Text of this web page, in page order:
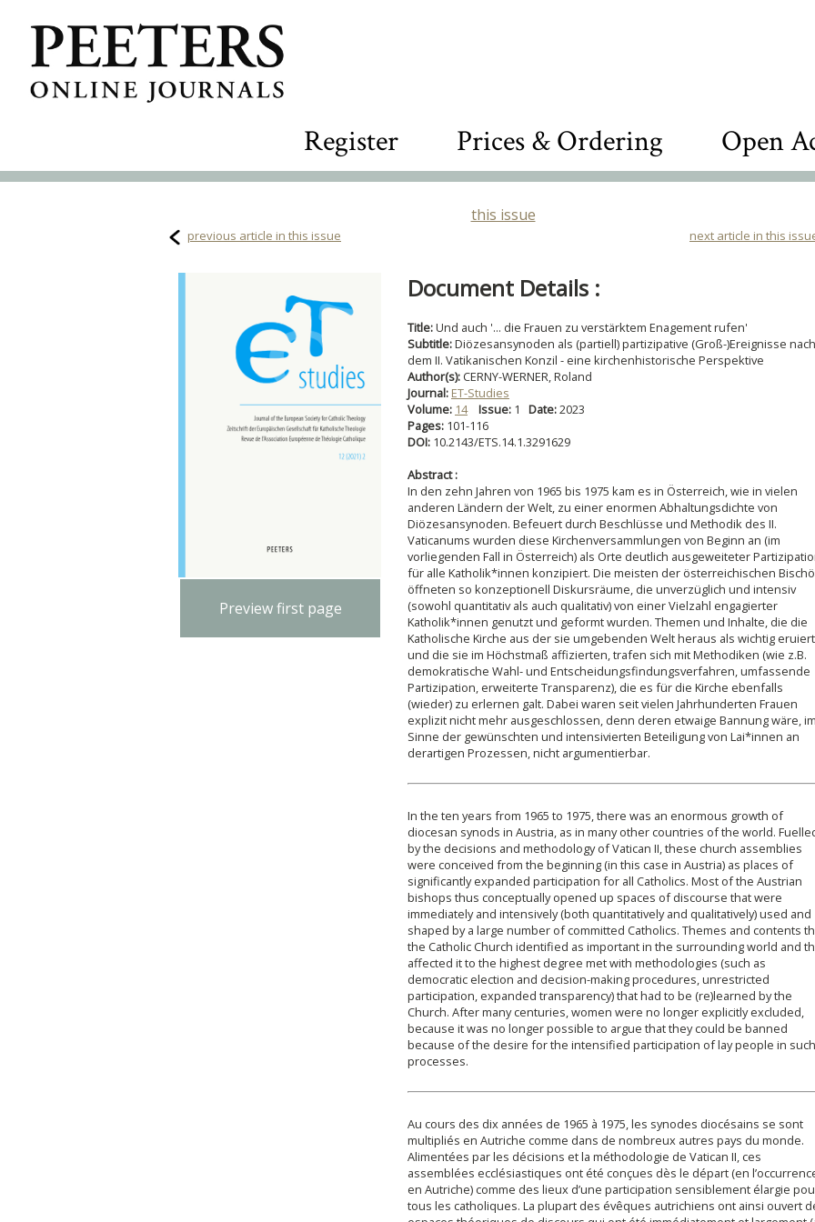
Register Prices & Ordering Open
this issue
previous article in this issue next article in this
Preview first page
Document Details :
Title:Und auch '... die Frauen zu verstärktem Enagement rufen'
Subtitle:Diözesansynoden als (partiell) partizipative (Groß-)Ereignisse nach
dem II. Vatikanischen Konzil - eine kirchenhistorische Perspektive
Author(s): CERNY-WERNER, Roland
Journal: ET-Studies
Volume: 14 Issue: 1 Date:2023
Pages: 101-116
DOI: 10.2143/ETS.14.1.3291629
Abstract :
In den zehn Jahren von 1965 bis 1975 kam es in Österreich, wie in vielen
anderen Ländern der Welt, zu einer enormen Abhaltungsdichte von
Diözesansynoden. Befeuert durch Beschlüsse und Methodik des II.
Vaticanums wurden diese Kirchenversammlungen von Beginn an (im
vorliegenden Fall in Österreich) als Orte deutlich ausgeweiteter
für alle Katholik*innen konzipiert. Die meisten der österreichischen
öffneten so konzeptionell Diskursräume, die unverzüglich und intensiv
(sowohl quantitativ als auch qualitativ) von einer Vielzahl engagierter
Katholik*innen genutzt und geformt wurden. Themen und Inhalte, die die
Katholische Kirche aus der sie umgebenden Welt heraus als wichtig
und die sie im Höchstmaß affizierten, trafen sich mit Methodiken (wie z.B.
demokratische Wahl- und Entscheidungsfindungsverfahren, umfassende
Partizipation, erweiterte Transparenz), die es für die Kirche ebenfalls
(wieder) zu erlernen galt. Dabei waren seit vielen Jahrhunderten Frauen
explizit nicht mehr ausgeschlossen, denn deren etwaige Bannung wäre, im
Sinne der gewünschten und intensivierten Beteiligung von Lai*innen an
derartigen Prozessen, nicht argumentierbar.
In the ten years from 1965 to 1975, there was an enormous growth of
diocesan synods in Austria, as in many other countries of the world.
by the decisions and methodology of Vatican II, these church assemblies
were conceived from the beginning (in this case in Austria) as places of
significantly expanded participation for all Catholics. Most of the Austrian
bishops thus conceptually opened up spaces of discourse that were
immediately and intensively (both quantitatively and qualitatively) used and
shaped by a large number of committed Catholics. Themes and contents
the Catholic Church identified as important in the surrounding world and
affected it to the highest degree met with methodologies (such as
democratic election and decision-making procedures, unrestricted
participation, expanded transparency) that had to be (re)learned by the
Church. After many centuries, women were no longer explicitly excluded,
because it was no longer possible to argue that they could be banned
because of the desire for the intensified participation of lay people in such
processes.
Au cours des dix années de 1965 à 1975, les synodes diocésains se sont
multipliés en Autriche comme dans de nombreux autres pays du monde.
Alimentées par les décisions et la méthodologie de Vatican II, ces
assemblées ecclésiastiques ont été conçues dès le départ (en
en Autriche) comme des lieux d’une participation sensiblement élargie
tous les catholiques. La plupart des évêques autrichiens ont ainsi ouvert